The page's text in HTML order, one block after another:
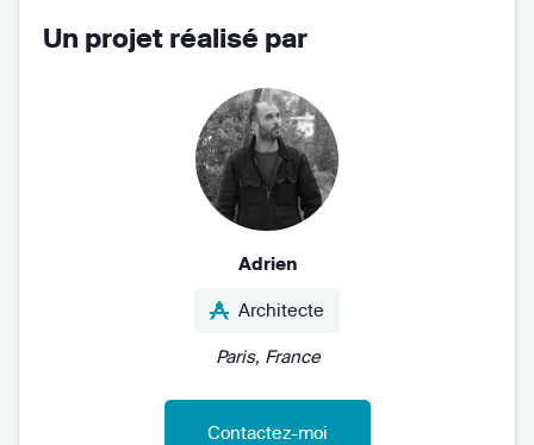
Un projet réalisé par
Adrien
Architecte
Paris, France
Contactez-moi